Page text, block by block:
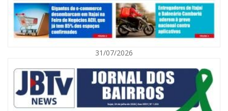
09/08/2026 | 07:00
Exposição revela a jornada de um pai diante da transição da filha em
BALNEÁRIO CAMBORIÚ
31/07/2026